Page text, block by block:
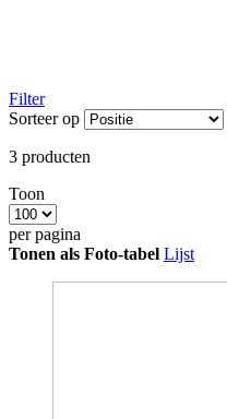
Filter
Sorteer op
3 producten
Toon
per pagina
Tonen als Foto-tabel Lijst